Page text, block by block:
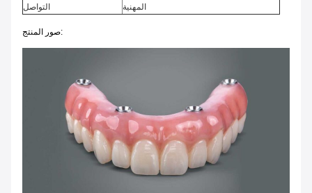
التواصل
المهنية
صور المنتج: